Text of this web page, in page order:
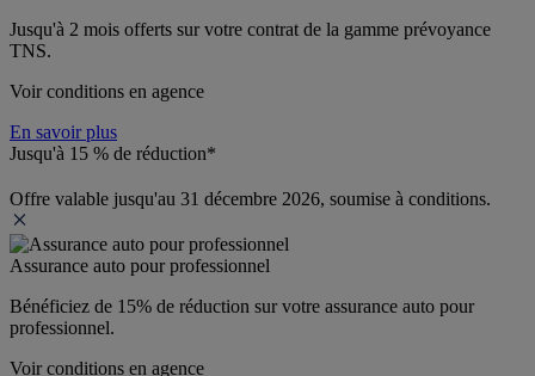
Jusqu'à 2 mois offerts sur votre contrat de la gamme prévoyance
TNS.
Voir conditions en agence
En savoir plus
Jusqu'à 15 % de réduction*
Offre valable jusqu'au 31 décembre 2026, soumise à conditions.
Assurance auto pour professionnel
Bénéficiez de 15% de réduction sur votre assurance auto pour
professionnel.
Voir conditions en agence